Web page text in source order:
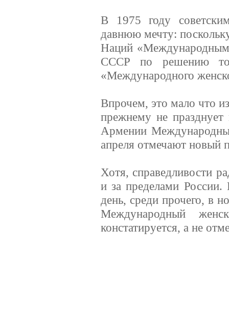
В 1975 году
давнюю мечту:
Наций
СССР по решению
«Международного
Впрочем, это мало что
прежнему не
Армении
апреля отмечают новый
Хотя, справедливости
и за пределами России.
день, среди прочего, в
Международный
констатируется, а не